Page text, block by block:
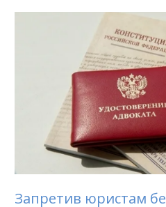
Запретив юристам